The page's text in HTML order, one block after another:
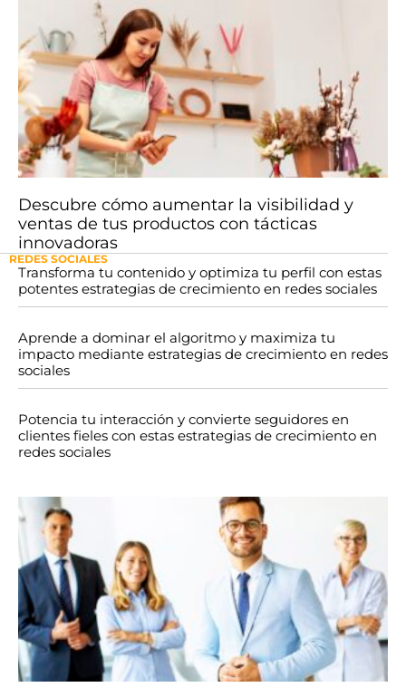
Descubre cómo aumentar la visibilidad y
ventas de tus productos con tácticas
innovadoras
REDES SOCIALES
Transforma tu contenido y optimiza tu perfil con estas
potentes estrategias de crecimiento en redes sociales
Aprende a dominar el algoritmo y maximiza tu
impacto mediante estrategias de crecimiento en redes
sociales
Potencia tu interacción y convierte seguidores en
clientes fieles con estas estrategias de crecimiento en
redes sociales